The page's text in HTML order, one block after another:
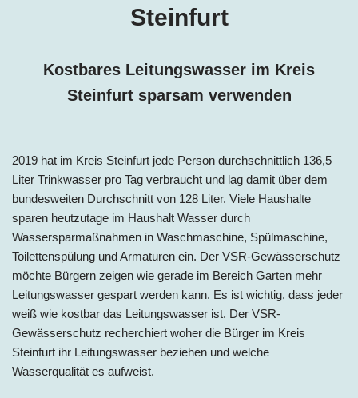
Steinfurt
Kostbares Leitungswasser im Kreis
Steinfurt sparsam verwenden
2019 hat im Kreis Steinfurt jede Person durchschnittlich 136,5
Liter Trinkwasser pro Tag verbraucht und lag damit über dem
bundesweiten Durchschnitt von 128 Liter. Viele Haushalte
sparen heutzutage im Haushalt Wasser durch
Wassersparmaßnahmen in Waschmaschine, Spülmaschine,
Toilettenspülung und Armaturen ein. Der VSR-Gewässerschutz
möchte Bürgern zeigen wie gerade im Bereich Garten mehr
Leitungswasser gespart werden kann. Es ist wichtig, dass jeder
weiß wie kostbar das Leitungswasser ist. Der VSR-
Gewässerschutz recherchiert woher die Bürger im Kreis
Steinfurt ihr Leitungswasser beziehen und welche
Wasserqualität es aufweist.